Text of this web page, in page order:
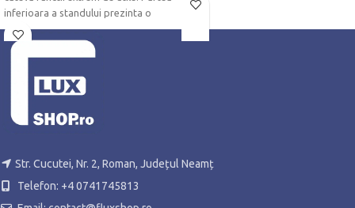
inferioara a standului prezinta o
pernita moale din imitatie de piele,
oferind o pozitie confortabila a
mainii.
Str. Cucutei, Nr. 2, Roman, Județul Neamț
Telefon: +4 0741745813